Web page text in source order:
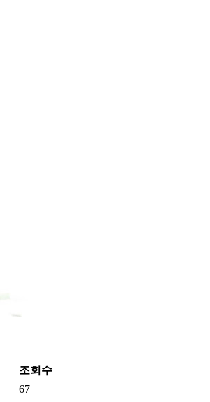
조회수
67